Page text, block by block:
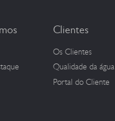
Clientes
Os Clientes
Qualidade da água
Portal do Cliente